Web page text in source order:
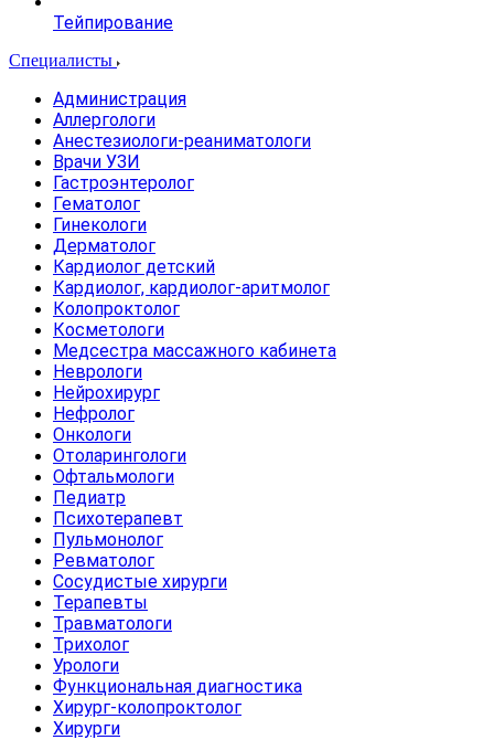
Тейпирование
Специалисты
Администрация
Аллергологи
Анестезиологи-реаниматологи
Врачи УЗИ
Гастроэнтеролог
Гематолог
Гинекологи
Дерматолог
Кардиолог детский
Кардиолог, кардиолог-аритмолог
Колопроктолог
Косметологи
Медсестра массажного кабинета
Неврологи
Нейрохирург
Нефролог
Онкологи
Отоларингологи
Офтальмологи
Педиатр
Психотерапевт
Пульмонолог
Ревматолог
Сосудистые хирурги
Терапевты
Травматологи
Трихолог
Урологи
Функциональная диагностика
Хирург-колопроктолог
Хирурги